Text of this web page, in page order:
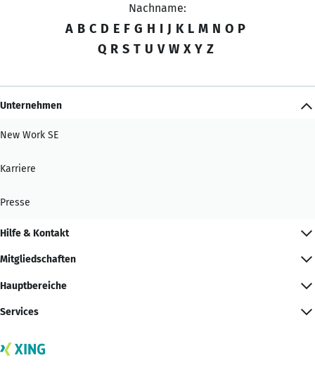
Nachname:
A B C D E F G H I J K L M N O P
Q R S T U V W X Y Z
Unternehmen
New Work SE
Karriere
Presse
Hilfe & Kontakt
Mitgliedschaften
Hauptbereiche
Services